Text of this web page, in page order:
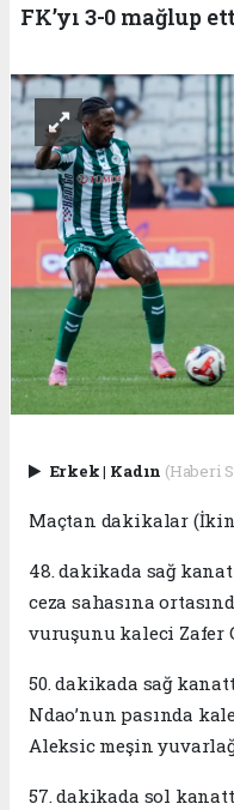
FK’yı 3-0 mağlup
Erkek| Kadın (Haberi
Maçtan dakikalar
48. dakikada sağ
ceza sahasına
vuruşunu kaleci Zafer
50. dakikada sağ
Ndao’nun pasında
Aleksic meşin
57. dakikada sol